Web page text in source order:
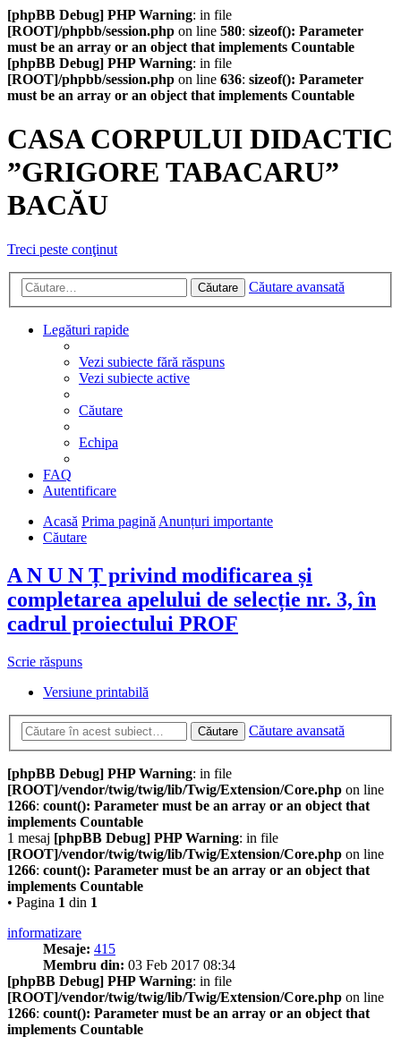
[phpBB Debug] PHP Warning: in file
[ROOT]/phpbb/session.php on line 580: sizeof(): Parameter
must be an array or an object that implements Countable
[phpBB Debug] PHP Warning: in file
[ROOT]/phpbb/session.php on line 636: sizeof(): Parameter
must be an array or an object that implements Countable
CASA CORPULUI DIDACTIC
”GRIGORE TABACARU”
BACĂU
Treci peste conţinut
Căutare Căutare avansată
Legături rapide
Vezi subiecte fără răspuns
Vezi subiecte active
Căutare
Echipa
FAQ
Autentificare
Acasă Prima paginăAnunțuri importante
Căutare
A N U N Ț privind modificarea și
completarea apelului de selecție nr. 3, în
cadrul proiectului PROF
Scrie răspuns
Versiune printabilă
Căutare Căutare avansată
[phpBB Debug] PHP Warning: in file
[ROOT]/vendor/twig/twig/lib/Twig/Extension/Core.php on line
1266: count(): Parameter must be an array or an object that
implements Countable
1 mesaj [phpBB Debug] PHP Warning: in file
[ROOT]/vendor/twig/twig/lib/Twig/Extension/Core.php on line
1266: count(): Parameter must be an array or an object that
implements Countable
• Pagina 1 din 1
informatizare
Mesaje: 415
Membru din: 03 Feb 2017 08:34
[phpBB Debug] PHP Warning: in file
[ROOT]/vendor/twig/twig/lib/Twig/Extension/Core.php on line
1266: count(): Parameter must be an array or an object that
implements Countable